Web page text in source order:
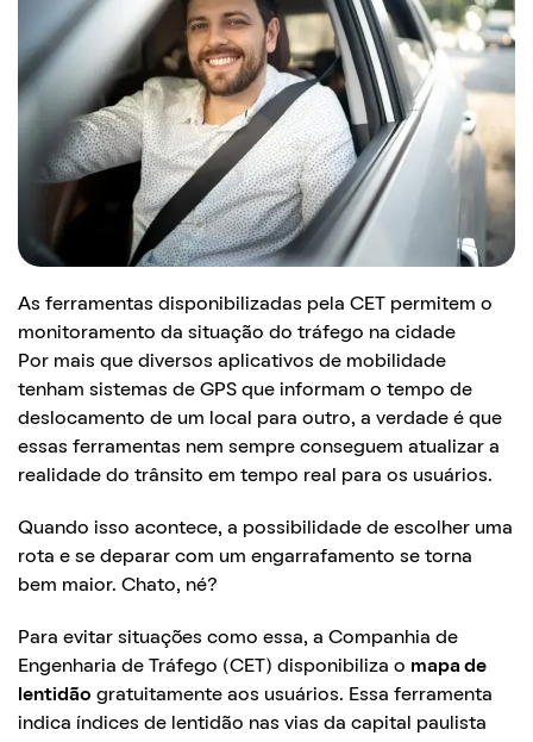
As ferramentas disponibilizadas pela CET permitem o
monitoramento da situação do tráfego na cidade
Por mais que diversos aplicativos de mobilidade
tenham sistemas de GPS que informam o tempo de
deslocamento de um local para outro, a verdade é que
essas ferramentas nem sempre conseguem atualizar a
realidade do trânsito em tempo real para os usuários.
Quando isso acontece, a possibilidade de escolher uma
rota e se deparar com um engarrafamento se torna
bem maior. Chato, né?
Para evitar situações como essa, a Companhia de
Engenharia de Tráfego (CET) disponibiliza o mapa de
lentidão gratuitamente aos usuários. Essa ferramenta
indica índices de lentidão nas vias da capital paulista